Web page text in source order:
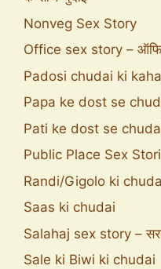
Nonveg Sex Story
Office sex story –
Padosi chudai ki
Papa ke dost se
Pati ke dost se
Public Place Sex
Randi/Gigolo ki
Saas ki chudai
Salahaj sex story –
Sale ki Biwi ki chudai